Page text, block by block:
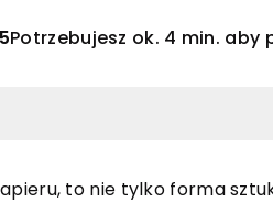
Potrzebujesz ok. 4 min. aby
to nie tylko forma